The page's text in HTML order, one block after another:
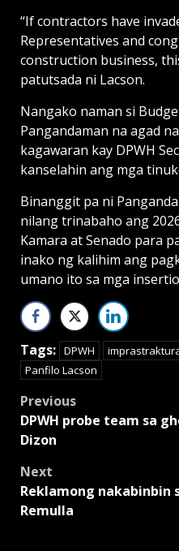
“If contractors have
Representatives and
construction business,
patutsada ni Lacson.
Nangako naman si
Pangandaman na agad
kagawaran kay DPWH
kanselahin ang mga
Binanggit pa ni
nilang trinabaho ang
Kamara at Senado para
inako ng kalihim ang
umano ito sa mga
Tags: DPWH
Panfilo Lacson
Post
navigation
Previous
DPWH probe team sa
Dizon
Next
Reklamong nakabinbin
Remulla